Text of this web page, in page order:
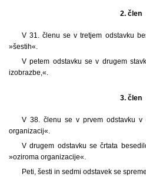
2. člen
V 31. členu se v tretjem odstavku
»šestih«.
V petem odstavku se v drugem
izobrazbe,«.
3. člen
V 38. členu se v prvem odstavku v
organizacij«.
V drugem odstavku se črtata
»oziroma organizacije«.
Peti, šesti in sedmi odstavek se